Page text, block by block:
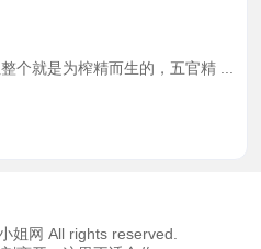
个就是为榨精而生的，五官精 ...
姐网 All rights reserved.